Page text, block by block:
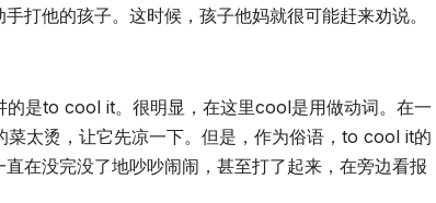
打他的孩子。这时候，孩子他妈就很可能赶来劝说。
的是to cool it。很明显，在这里cool是用做动词。在一
太烫，让它先凉一下。但是，作为俗语，to cool it的
在没完没了地吵吵闹闹，甚至打了起来，在旁边看报